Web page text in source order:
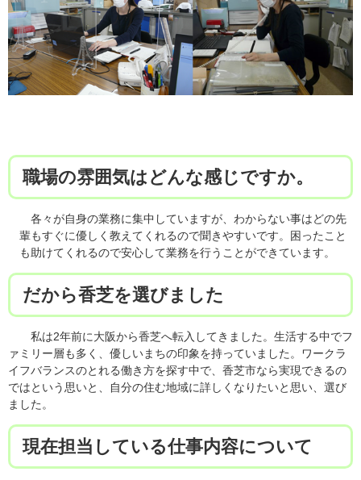
職場の雰囲気はどんな感じですか。
各々が自身の業務に集中していますが、わからない事はどの先
輩もすぐに優しく教えてくれるので聞きやすいです。困ったこと
も助けてくれるので安心して業務を行うことができています。
だから香芝を選びました
私は2年前に大阪から香芝へ転入してきました。生活する中でフ
ァミリー層も多く、優しいまちの印象を持っていました。ワークラ
イフバランスのとれる働き方を探す中で、香芝市なら実現できるの
ではという思いと、自分の住む地域に詳しくなりたいと思い、選び
ました。
現在担当している仕事内容について